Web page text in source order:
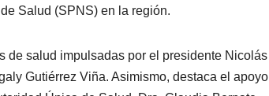
Salud (SPNS) en la región.
de salud impulsadas por el presidente Nicolás
Gutiérrez Viña. Asimismo, destaca el apoyo